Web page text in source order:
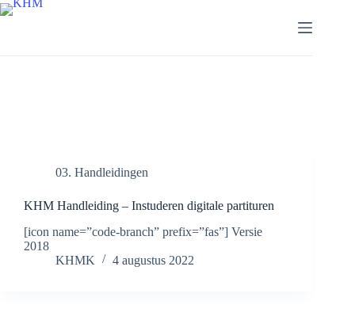
Ga
naar
03. Handleidingen
KHM Handleiding – Instuderen digitale partituren
[icon name=”code-branch” prefix=”fas”] Versie
2018
KHMK
4 augustus 2022